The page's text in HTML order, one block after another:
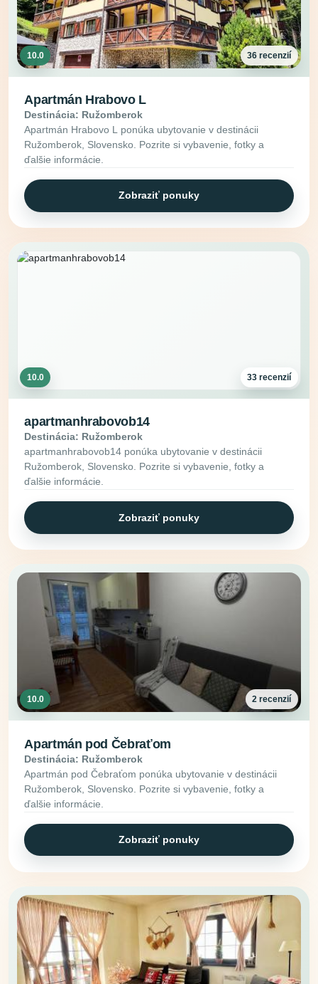
10.0 36 recenzií
Apartmán Hrabovo L
Destinácia: Ružomberok
Apartmán Hrabovo L ponúka ubytovanie v destinácii
Ružomberok, Slovensko. Pozrite si vybavenie, fotky a
ďalšie informácie.
Zobraziť ponuky
10.0 33 recenzií
apartmanhrabovob14
Destinácia: Ružomberok
apartmanhrabovob14 ponúka ubytovanie v destinácii
Ružomberok, Slovensko. Pozrite si vybavenie, fotky a
ďalšie informácie.
Zobraziť ponuky
10.0 2 recenzií
Apartmán pod Čebraťom
Destinácia: Ružomberok
Apartmán pod Čebraťom ponúka ubytovanie v destinácii
Ružomberok, Slovensko. Pozrite si vybavenie, fotky a
ďalšie informácie.
Zobraziť ponuky